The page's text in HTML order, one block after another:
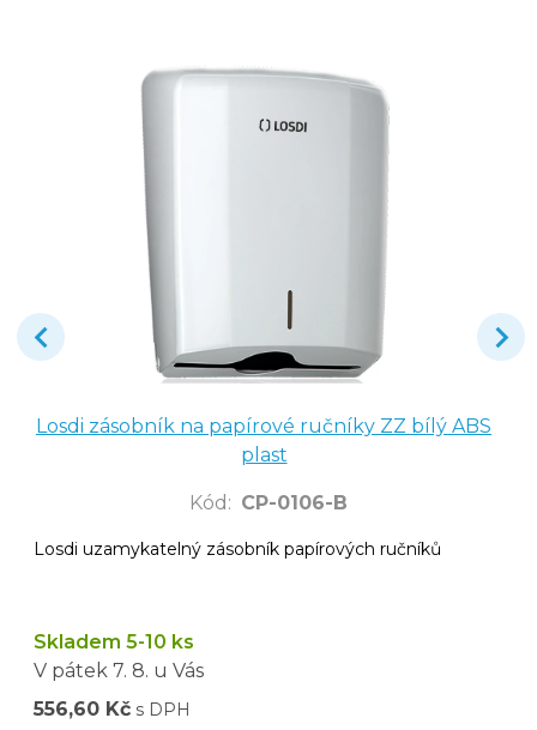
Losdi zásobník na papírové ručníky ZZ bílý ABS
plast
Kód : CP-0106-B
Losdi uzamykatelný zásobník papírových ručníků
Skladem 5-10 ks
V pátek 7. 8. u Vás
556,60 Kč s DPH